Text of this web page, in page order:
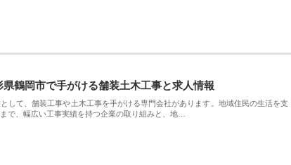
鶴岡市で手がける舗装土木工事と求人情報
して、舗装工事や土木工事を手がける専門会社があります。地域住民の生活を支
で、幅広い工事実績を持つ企業の取り組みと、地…